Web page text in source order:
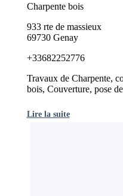
Charpente bois
933 rte de massieux
69730 Genay
+33682252776
Travaux de Charpente,
bois, Couverture, pose
Lire la suite